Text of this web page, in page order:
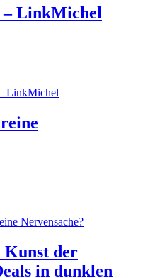
– LinkMichel
LinkMichel
Nervensache?
Kunst der
in dunklen